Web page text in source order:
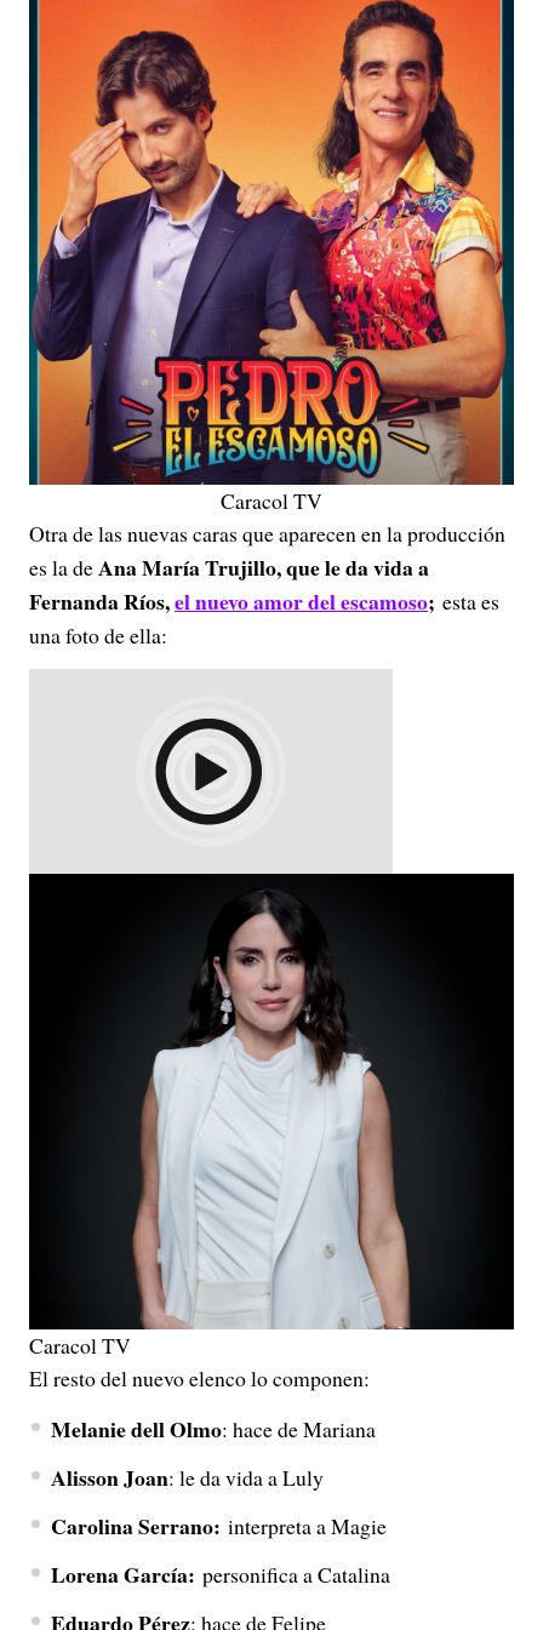
Caracol TV
Otra de las nuevas caras que aparecen en la producción
es la deAna María Trujillo, que le da vida a
Fernanda Ríos,el nuevo amor del escamoso; esta es
una foto de ella:
Caracol TV
El resto del nuevo elenco lo componen:
Melanie dell Olmo: hace de Mariana
Alisson Joan: le da vida a Luly
Carolina Serrano: interpreta a Magie
Lorena García: personifica a Catalina
Eduardo Pérez: hace de Felipe